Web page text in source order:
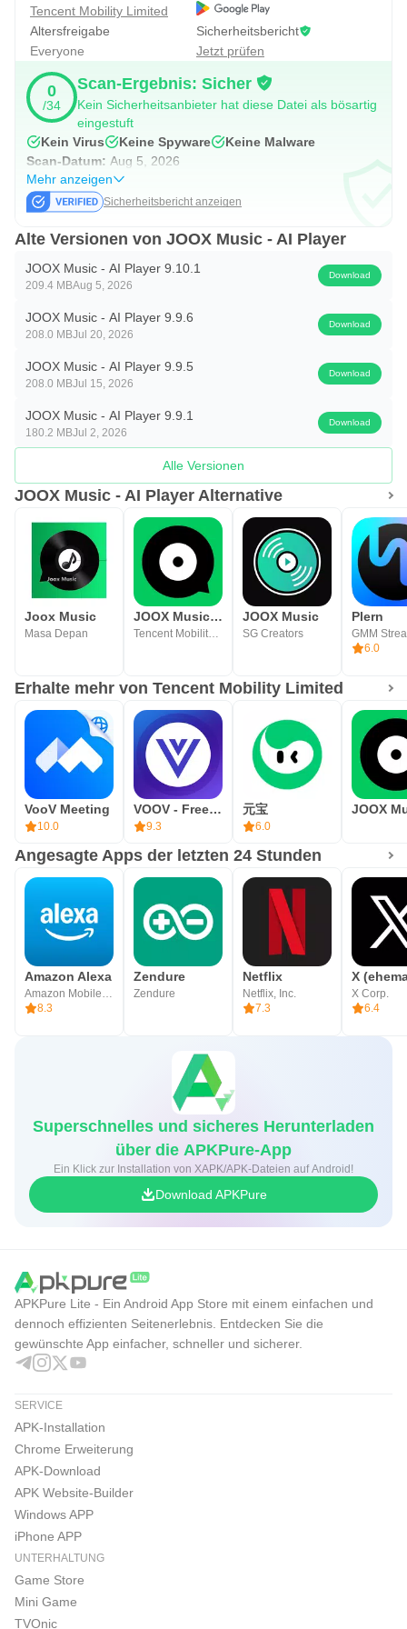
Songtexte, Playlists und Wiedergabelisten ganz einfach
über die übersichtliche Benutzeroberfläche.
Upgrade auf JOOX VIP: HiFi-Musikerlebnis
● HiFi Premium-Audio: Unterstützt verlustfreies HiFi-Audio
und Dolby Atmos für ausgewählte Inhalte.
● Offline-Musikwiedergabe: Laden Sie Songs herunter und
schwacher Internetverbindung.
● Flexiblere Musikwiedergabe: Reduzieren Sie
Werbeunterbrechungen und schalten Sie zusätzliche
Wiedergabefunktionen für ein besseres Musikerlebnis frei.
● Exklusive VIP-Vorteile & Interaktionen: Nehmen Sie an
sichern Sie sich exklusive Musikinhalte und VIP-Vorteile.
Tencent Mobility Limited
Altersfreigabe
Everyone
Sicherheitsbericht
Jetzt prüfen
0
/34
Scan-Ergebnis: Sicher
Kein Sicherheitsanbieter hat diese Datei als bösartig
eingestuft
Kein Virus
Keine Spyware
Keine Malware
Scan-Datum: Aug 5, 2026
Mehr anzeigen
Sicherheitsbericht anzeigen
Alte Versionen von JOOX Music - AI Player
JOOX Music - AI Player 9.10.1
209.4 MBAug 5, 2026
Download
JOOX Music - AI Player 9.9.6
208.0 MBJul 20, 2026
Download
JOOX Music - AI Player 9.9.5
208.0 MBJul 15, 2026
Download
JOOX Music - AI Player 9.9.1
180.2 MBJul 2, 2026
Download
Alle Versionen
JOOX Music - AI Player Alternative
Joox Music
Masa Depan
JOOX Music for TV JOOX Music
SG Creators
Plern
GMM
6.0
Erhalte mehr von Tencent Mobility Limited
VooV Meeting
10.0
VOOV - Free Social Video App
9.3
元宝
6.0
Angesagte Apps der letzten 24 Stunden
Amazon Alexa
8.3
Zendure
Zendure
Netflix
Netflix, Inc.
7.3
X Corp.
6.4
Superschnelles und sicheres Herunterladen
über die APKPure-App
Ein Klick zur Installation von XAPK/APK-Dateien auf Android!
Download APKPure
APKPure Lite - Ein Android App Store mit einem einfachen und
dennoch effizienten Seitenerlebnis. Entdecken Sie die
gewünschte App einfacher, schneller und sicherer.
SERVICE
APK-Installation
Chrome Erweiterung
APK-Download
APK Website-Builder
Windows APP
iPhone APP
UNTERHALTUNG
Game Store
Mini Game
TVOnic